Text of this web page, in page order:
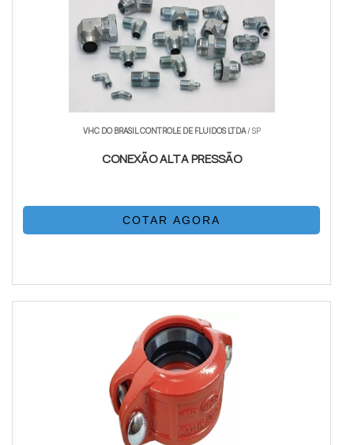
VHC DO BRASIL CONTROLE DE FLUIDOS LTDA/ SP
CONEXÃO ALTA PRESSÃO
COTAR AGORA